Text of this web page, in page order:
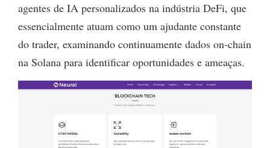
agentes de IA personalizados na indústria DeFi, que
essencialmente atuam como um ajudante constante
do trader, examinando continuamente dados on-chain
na Solana para identificar oportunidades e ameaças.